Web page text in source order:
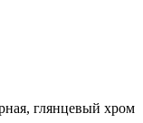
глянцевый хром